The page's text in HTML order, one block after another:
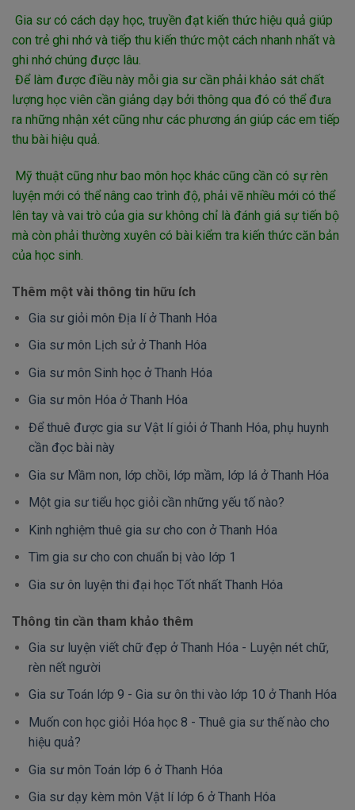
Gia sư có cách dạy học, truyền đạt kiến thức hiệu quả giúp
con trẻ ghi nhớ và tiếp thu kiến thức một cách nhanh nhất và
ghi nhớ chúng được lâu.
Để làm được điều này mỗi gia sư cần phải khảo sát chất
lượng học viên cần giảng dạy bởi thông qua đó có thể đưa
ra những nhận xét cũng như các phương án giúp các em tiếp
thu bài hiệu quả.
Mỹ thuật cũng như bao môn học khác cũng cần có sự rèn
luyện mới có thể nâng cao trình độ, phải vẽ nhiều mới có thể
lên tay và vai trò của gia sư không chỉ là đánh giá sự tiến bộ
mà còn phải thường xuyên có bài kiểm tra kiến thức căn bản
của học sinh.
Thêm một vài thông tin hữu ích
Gia sư giỏi môn Địa lí ở Thanh Hóa
Gia sư môn Lịch sử ở Thanh Hóa
Gia sư môn Sinh học ở Thanh Hóa
Gia sư môn Hóa ở Thanh Hóa
Để thuê được gia sư Vật lí giỏi ở Thanh Hóa, phụ huynh
cần đọc bài này
Gia sư Mầm non, lớp chồi, lớp mầm, lớp lá ở Thanh Hóa
Một gia sư tiểu học giỏi cần những yếu tố nào?
Kinh nghiệm thuê gia sư cho con ở Thanh Hóa
Tìm gia sư cho con chuẩn bị vào lớp 1
Gia sư ôn luyện thi đại học Tốt nhất Thanh Hóa
Thông tin cần tham khảo thêm
Gia sư luyện viết chữ đẹp ở Thanh Hóa - Luyện nét chữ,
rèn nết người
Gia sư Toán lớp 9 - Gia sư ôn thi vào lớp 10 ở Thanh Hóa
Muốn con học giỏi Hóa học 8 - Thuê gia sư thế nào cho
hiệu quả?
Gia sư môn Toán lớp 6 ở Thanh Hóa
Gia sư dạy kèm môn Vật lí lớp 6 ở Thanh Hóa